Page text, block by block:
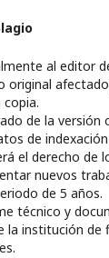
al editor
original
de la versión
de
el derecho de
nuevos
de 5 años.
técnico y
la institución de